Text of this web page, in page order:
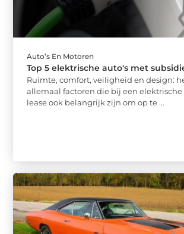
Auto’s En Motoren
Top 5 elektrische auto's met
Ruimte, comfort, veiligheid en design:
allemaal factoren die bij een
lease ook belangrijk zijn om op te ...